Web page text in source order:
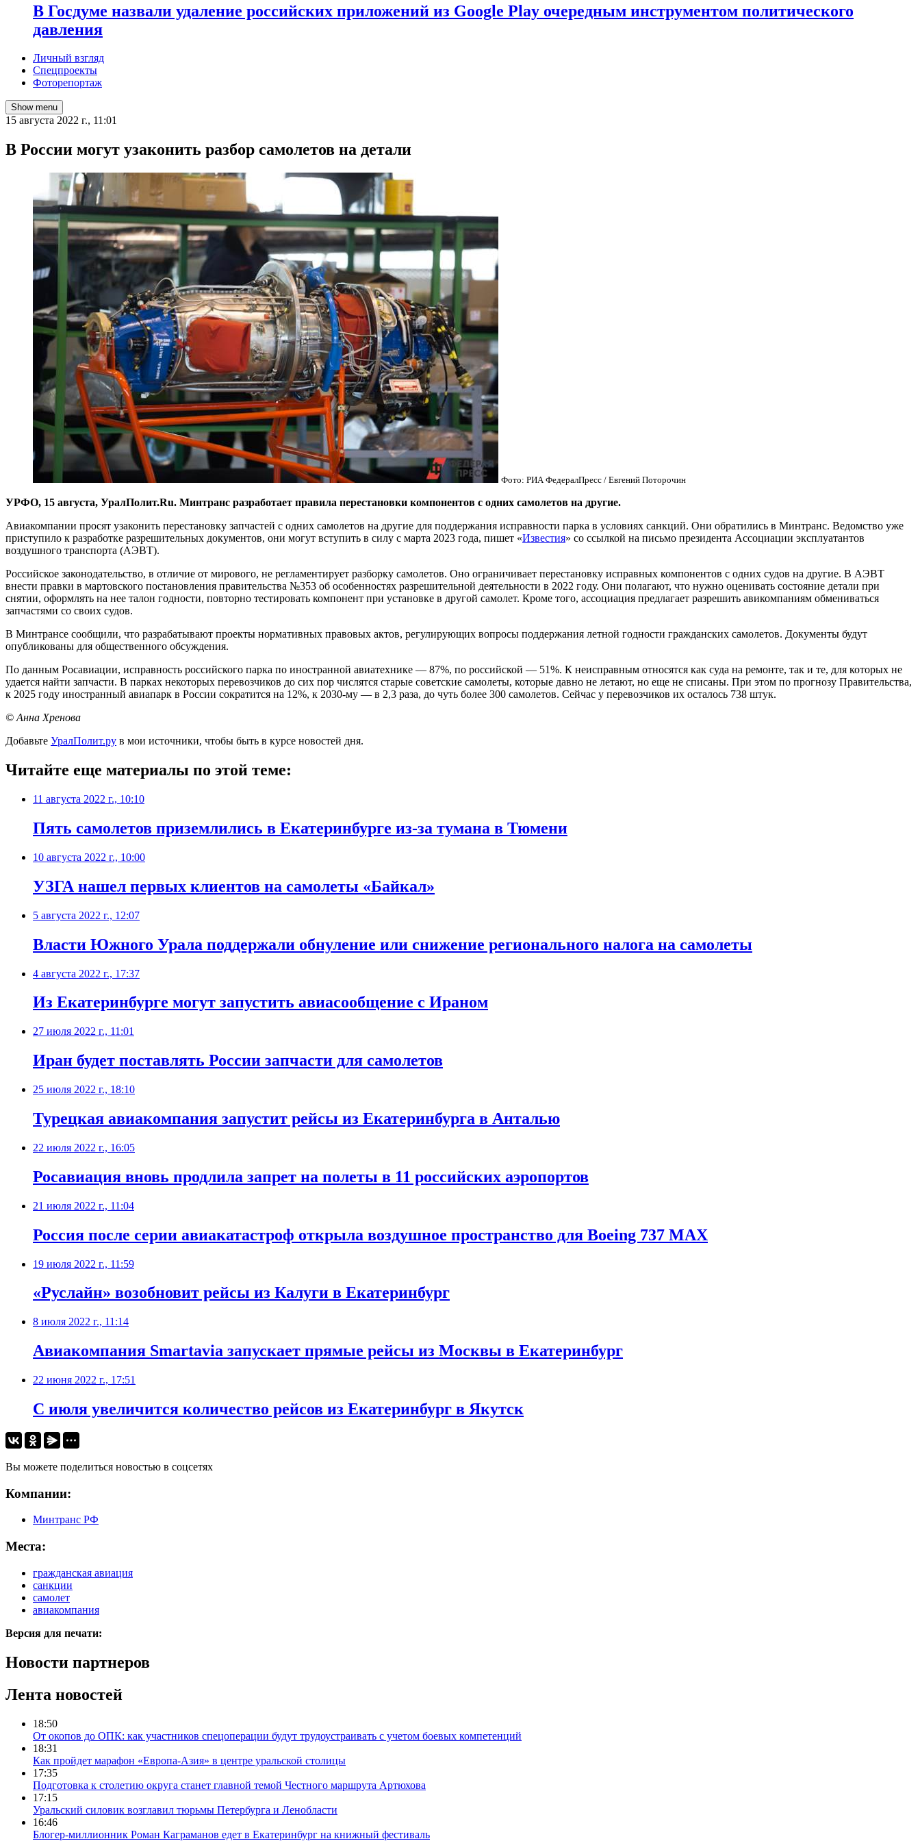
В Госдуме назвали удаление российских приложений из Google Play очередным инструментом политического
давления
Личный взгляд
Спецпроекты
Фоторепортаж
Show menu
15 августа 2022 г., 11:01
В России могут узаконить разбор самолетов на детали
Фото: РИА ФедералПресс / Евгений Поторочин
УРФО, 15 августа, УралПолит.Ru. Минтранс разработает правила перестановки компонентов с одних самолетов на другие.
Авиакомпании просят узаконить перестановку запчастей с одних самолетов на другие для поддержания исправности парка в условиях санкций. Они обратились в Минтранс. Ведомство уже
приступило к разработке разрешительных документов, они могут вступить в силу с марта 2023 года, пишет «Известия» со ссылкой на письмо президента Ассоциации эксплуатантов
воздушного транспорта (АЭВТ).
Российское законодательство, в отличие от мирового, не регламентирует разборку самолетов. Оно ограничивает перестановку исправных компонентов с одних судов на другие. В АЭВТ
внести правки в мартовского постановления правительства №353 об особенностях разрешительной деятельности в 2022 году. Они полагают, что нужно оценивать состояние детали при
снятии, оформлять на нее талон годности, повторно тестировать компонент при установке в другой самолет. Кроме того, ассоциация предлагает разрешить авикомпаниям обмениваться
запчастями со своих судов.
В Минтрансе сообщили, что разрабатывают проекты нормативных правовых актов, регулирующих вопросы поддержания летной годности гражданских самолетов. Документы будут
опубликованы для общественного обсуждения.
По данным Росавиации, исправность российского парка по иностранной авиатехнике — 87%, по российской — 51%. К неисправным относятся как суда на ремонте, так и те, для которых не
удается найти запчасти. В парках некоторых перевозчиков до сих пор числятся старые советские самолеты, которые давно не летают, но еще не списаны. При этом по прогнозу Правительства,
к 2025 году иностранный авиапарк в России сократится на 12%, к 2030-му — в 2,3 раза, до чуть более 300 самолетов. Сейчас у перевозчиков их осталось 738 штук.
© Анна Хренова
Добавьте УралПолит.ру в мои источники, чтобы быть в курсе новостей дня.
Читайте еще материалы по этой теме:
11 августа 2022 г., 10:10
Пять самолетов приземлились в Екатеринбурге из-за тумана в Тюмени
10 августа 2022 г., 10:00
УЗГА нашел первых клиентов на самолеты «Байкал»
5 августа 2022 г., 12:07
Власти Южного Урала поддержали обнуление или снижение регионального налога на самолеты
4 августа 2022 г., 17:37
Из Екатеринбурге могут запустить авиасообщение с Ираном
27 июля 2022 г., 11:01
​Иран будет поставлять России запчасти для самолетов
25 июля 2022 г., 18:10
Турецкая авиакомпания запустит рейсы из Екатеринбурга в Анталью
22 июля 2022 г., 16:05
​Росавиация вновь продлила запрет на полеты в 11 российских аэропортов
21 июля 2022 г., 11:04
Россия после серии авиакатастроф открыла воздушное пространство для Boeing 737 MAX
19 июля 2022 г., 11:59
«Руслайн» возобновит рейсы из Калуги в Екатеринбург
8 июля 2022 г., 11:14
​Авиакомпания Smartavia запускает прямые рейсы из Москвы в Екатеринбург
22 июня 2022 г., 17:51
С июля увеличится количество рейсов из Екатеринбург в Якутск
Вы можете поделиться новостью в соцсетях
Компании:
Минтранс РФ
Места:
гражданская авиация
санкции
самолет
авиакомпания
Версия для печати:
Новости партнеров
Лента новостей
18:50
От окопов до ОПК: как участников спецоперации будут трудоустраивать с учетом боевых компетенций
18:31
Как пройдет марафон «Европа-Азия» в центре уральской столицы
17:35
Подготовка к столетию округа станет главной темой Честного маршрута Артюхова
17:15
Уральский силовик возглавил тюрьмы Петербурга и Ленобласти
16:46
Блогер-миллионник Роман Каграманов едет в Екатеринбург на книжный фестиваль